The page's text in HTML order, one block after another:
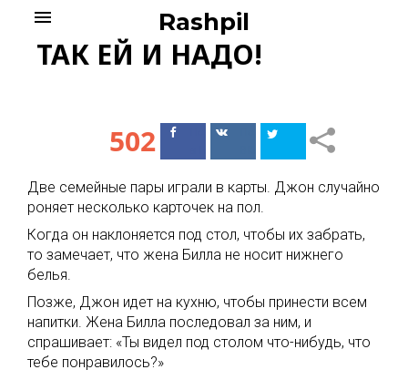
content
Rashpil
menu
ТАК ЕЙ И НАДО!
502
ПоделитьсяПоделиться
Две семейные пары играли в карты. Джон случайно
роняет несколько карточек на пол.
Когда он наклоняется под стол, чтобы их забрать,
то замечает, что жена Билла не носит нижнего
белья.
Позже, Джон идет на кухню, чтобы принести всем
напитки. Жена Билла последовал за ним, и
спрашивает: «Ты видел под столом что-нибудь, что
тебе понравилось?»